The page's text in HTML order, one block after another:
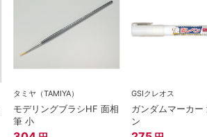
タミヤ（TAMIYA）
モデリングブラシHF 面相
筆 小
GSIクレオス
ガンダムマーカー
ン